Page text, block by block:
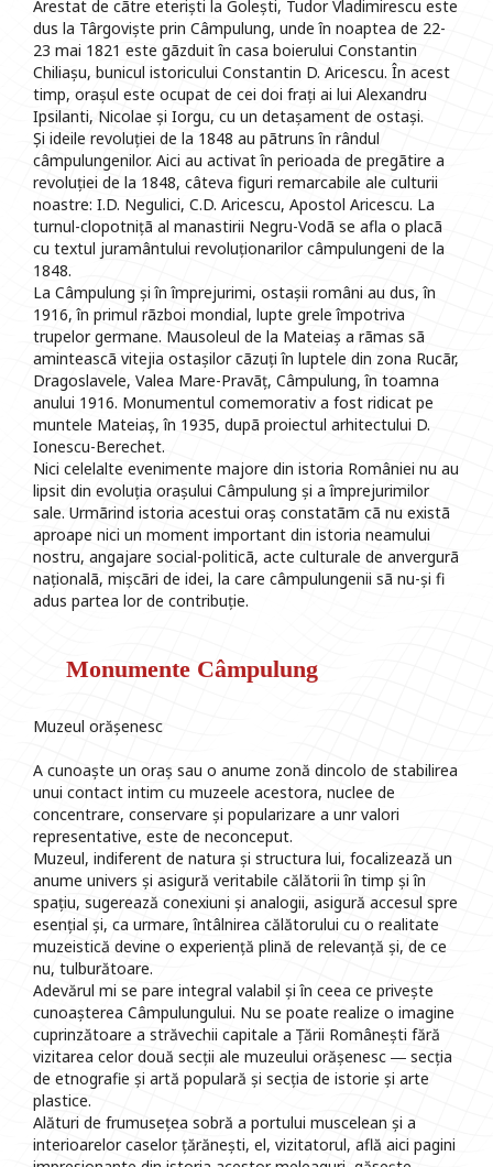
Arestat de cãtre eteriști la Golești, Tudor Vladimirescu este
dus la Târgoviște prin Câmpulung, unde în noaptea de 22-
23 mai 1821 este gãzduit în casa boierului Constantin
Chiliașu, bunicul istoricului Constantin D. Aricescu. În acest
timp, orașul este ocupat de cei doi frați ai lui Alexandru
Ipsilanti, Nicolae și Iorgu, cu un detașament de ostași.
Și ideile revoluției de la 1848 au pãtruns în rândul
câmpulungenilor. Aici au activat în perioada de pregãtire a
revoluției de la 1848, câteva figuri remarcabile ale culturii
noastre: I.D. Negulici, C.D. Aricescu, Apostol Aricescu. La
turnul-clopotnițã al manastirii Negru-Vodã se afla o placã
cu textul juramântului revoluționarilor câmpulungeni de la
1848.
La Câmpulung și în împrejurimi, ostașii români au dus, în
1916, în primul rãzboi mondial, lupte grele împotriva
trupelor germane. Mausoleul de la Mateiaș a rãmas sã
aminteascã vitejia ostașilor cãzuți în luptele din zona Rucãr,
Dragoslavele, Valea Mare-Pravãț, Câmpulung, în toamna
anului 1916. Monumentul comemorativ a fost ridicat pe
muntele Mateiaș, în 1935, dupã proiectul arhitectului D.
Ionescu-Berechet.
Nici celelalte evenimente majore din istoria României nu au
lipsit din evoluția orașului Câmpulung și a împrejurimilor
sale. Urmãrind istoria acestui oraș constatãm cã nu existã
aproape nici un moment important din istoria neamului
nostru, angajare social-politicã, acte culturale de anvergurã
naționalã, mișcãri de idei, la care câmpulungenii sã nu-și fi
adus partea lor de contribuție.
Monumente Câmpulung
Muzeul orășenesc
A cunoaște un oraș sau o anume zonă dincolo de stabilirea
unui contact intim cu muzeele acestora, nuclee de
concentrare, conservare și popularizare a unr valori
representative, este de neconceput.
Muzeul, indiferent de natura și structura lui, focalizează un
anume univers și asigură veritabile călătorii în timp și în
spațiu, sugerează conexiuni și analogii, asigură accesul spre
esențial și, ca urmare, întâlnirea călătorului cu o realitate
muzeistică devine o experiență plină de relevanță și, de ce
nu, tulburătoare.
Adevărul mi se pare integral valabil și în ceea ce privește
cunoașterea Câmpulungului. Nu se poate realize o imagine
cuprinzătoare a străvechii capitale a Țării Românești fără
vizitarea celor două secții ale muzeului orășenesc ― secția
de etnografie și artă populară și secția de istorie și arte
plastice.
Alături de frumusețea sobră a portului muscelean și a
interioarelor caselor țărănești, el, vizitatorul, află aici pagini